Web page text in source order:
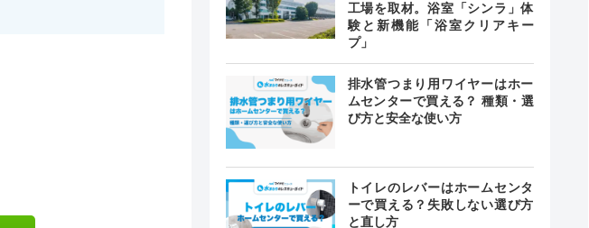
工場を取材。浴室「シンラ」体
験と新機能「浴室クリアキー
プ」
排水管つまり用ワイヤーはホー
ムセンターで買える？ 種類・選
び方と安全な使い方
トイレのレバーはホームセンタ
ーで買える？失敗しない選び方
と直し方